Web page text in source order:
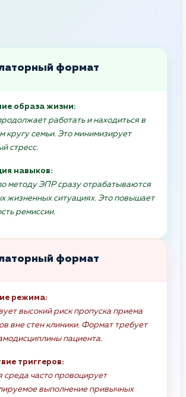
формат
образа жизни:
работать и находиться в
кругу семьи. Это минимизирует
стресс.
навыков:
методу ЭПР сразу отрабатываются
жизненных ситуациях. Это повышает
ремиссии.
формат
режима:
высокий риск пропуска приема
вне стен клиники. Формат требует
пациента.
триггеров:
часто провоцирует
выполнение привычных